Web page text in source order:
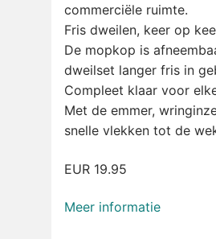
commerciële ruimte.
Fris dweilen, keer op
De mopkop is
dweilset langer fris in
Compleet klaar voor
Met de emmer,
snelle vlekken tot de
EUR 19.95
Meer informatie